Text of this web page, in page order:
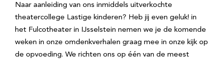
Naar aanleiding van ons inmiddels uitverkochte
theatercollege Lastige kinderen? Heb jij even geluk! in
het Fulcotheater in IJsselstein nemen we je de komende
weken in onze omdenkverhalen graag mee in onze kijk op
de opvoeding. We richten ons op één van de meest